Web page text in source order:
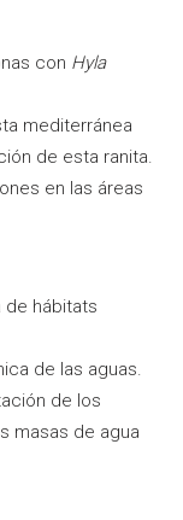
con Hyla
mediterránea
de esta ranita.
en las áreas
de hábitats
de las aguas.
de los
masas de agua